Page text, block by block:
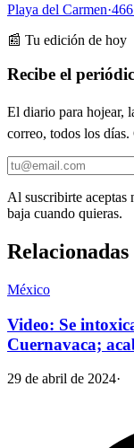
Playa del Carmen·466
📰 Tu edición de hoy
Recibe el
El diario para hojear,
correo, todos los
Al suscribirte aceptas
baja cuando quieras.
Relacionadas
México
Video: Se
Cuernavaca;
29 de abril de 2024·